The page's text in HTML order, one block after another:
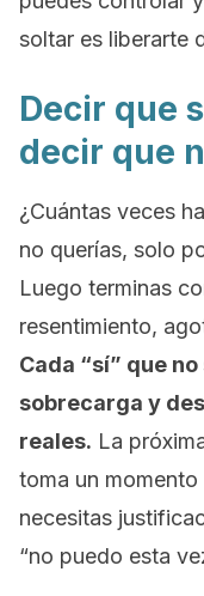
soltar es liberarte
Decir que
decir que
¿Cuántas veces
no querías, solo
Luego terminas
resentimiento,
Cada “sí” que
sobrecarga y
reales. La
toma un
necesitas
“no puedo esta